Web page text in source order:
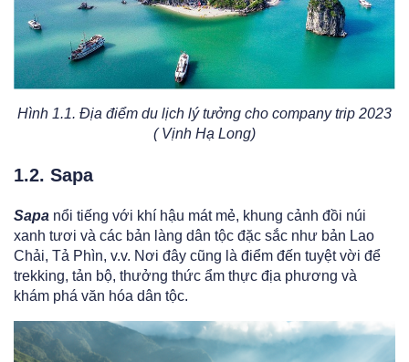
Hình 1.1. Địa điểm du lịch lý tưởng cho company trip 2023
( Vịnh Hạ Long)
1.2. Sapa
Sapa nổi tiếng với khí hậu mát mẻ, khung cảnh đồi núi
xanh tươi và các bản làng dân tộc đặc sắc như bản Lao
Chải, Tả Phìn, v.v. Nơi đây cũng là điểm đến tuyệt vời để
trekking, tản bộ, thưởng thức ẩm thực địa phương và
khám phá văn hóa dân tộc.